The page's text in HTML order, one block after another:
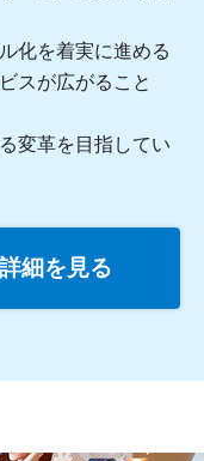
化を着実に進める
スが広がること
変革を目指してい
細を見る